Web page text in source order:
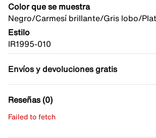
Color que se muestra
Negro/Carmesí brillante/Gris lobo/
Estilo
IR1995-010
Envíos y devoluciones gratis
Reseñas (0)
Failed to fetch